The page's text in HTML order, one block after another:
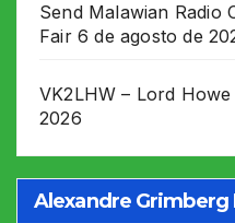
Send Malawian Radio
Fair 6 de agosto de
VK2LHW – Lord
2026
Alexandre Grimberg